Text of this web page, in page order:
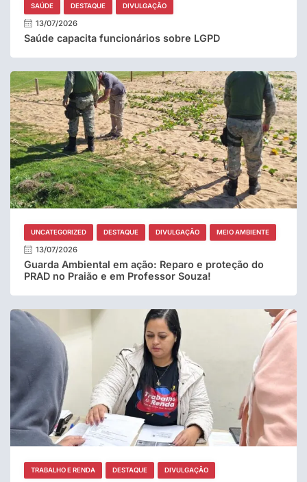
SAÚDE DESTAQUE DIVULGAÇÃO
13/07/2026
Saúde capacita funcionários sobre LGPD
UNCATEGORIZED DESTAQUE DIVULGAÇÃO MEIO AMBIENTE
13/07/2026
Guarda Ambiental em ação: Reparo e proteção do
PRAD no Praião e em Professor Souza!
TRABALHO E RENDA DESTAQUE DIVULGAÇÃO